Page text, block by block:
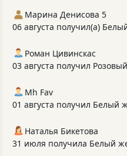
Марина Денисова 5
06 августа получил(а)
Роман Цивинскас
03 августа получил
Mh Fav
01 августа получил Белый
Наталья Бикетова
31 июля получила Белый